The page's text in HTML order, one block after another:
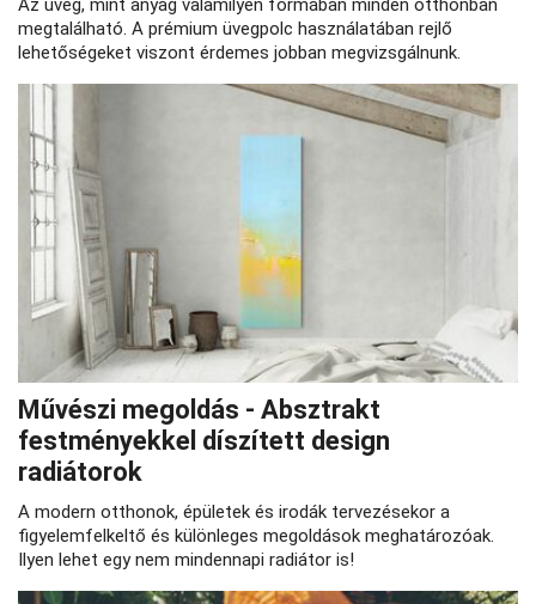
Az üveg, mint anyag valamilyen formában minden otthonban
megtalálható. A prémium üvegpolc használatában rejlő
lehetőségeket viszont érdemes jobban megvizsgálnunk.
Művészi megoldás - Absztrakt
festményekkel díszített design
radiátorok
A modern otthonok, épületek és irodák tervezésekor a
figyelemfelkeltő és különleges megoldások meghatározóak.
Ilyen lehet egy nem mindennapi radiátor is!